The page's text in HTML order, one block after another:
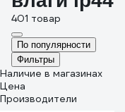
401 товар
По популярности
Фильтры
Наличие в магазинах
Цена
Производители